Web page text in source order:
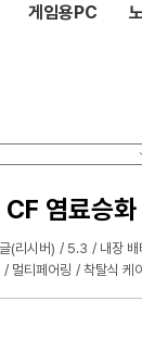
게임용PC
염료승
(리시버) 5.3 내장 배
멀티페어링 착탈식 케